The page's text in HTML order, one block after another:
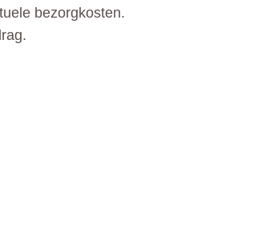
bezorgkosten.